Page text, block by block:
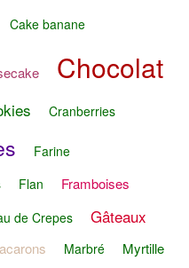
Cake banane
Chocolat
Cranberries
Farine
Flan Framboises
de Crepes Gâteaux
Marbré Myrtille